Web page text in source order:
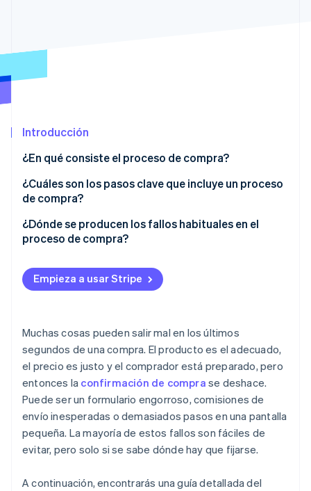
Atlas
Verificación de identidad en línea
Descubre cómo Stripe construye la infraestructura
Mirar ahora
Introducción
¿En qué consiste el proceso de compra?
¿Cuáles son los pasos clave que incluye un proceso
de compra?
Revisión del carrito
Inicio de sesión en la cuenta o proceso de compra
como invitado
Información del envío
Detalles del pago
Revisión del pedido
Confirmación
¿Dónde se producen los fallos habituales en el
proceso de compra?
Creación de cuenta obligatoria
Costos ocultos
largos
Opciones de pago limitadas
Fallos técnicos
Experiencia móvil negativa
Falta de señales de confianza
Empieza a usar Stripe
Muchas cosas pueden salir mal en los últimos
segundos de una compra. El producto es el adecuado,
el precio es justo y el comprador está preparado, pero
entonces la confirmación de compra se deshace.
Puede ser un formulario engorroso, comisiones de
envío inesperadas o demasiados pasos en una pantalla
pequeña. La mayoría de estos fallos son fáciles de
evitar, pero solo si se sabe dónde hay que fijarse.
A continuación, encontrarás una guía detallada del